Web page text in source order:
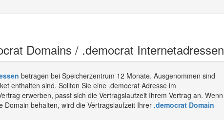
Domains / .democrat Internetadressen
betragen bei Speicherzentrum 12 Monate. Ausgenommen sind
enthalten sind. Sollten Sie eine .democrat Adresse im
erwerben, passt sich die Vertragslaufzeit Ihrem Vertrag an. Wenn
Domain behalten, wird die Vertragslaufzeit Ihrer .democrat Domain